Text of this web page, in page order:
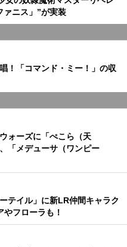
ァニス」”が実装
！「コマンド・ミー！」の収
ォーズに「ぺこら（天
「メデューサ（ワンピー
テイル」に新LR仲間キャラク
フローラも！